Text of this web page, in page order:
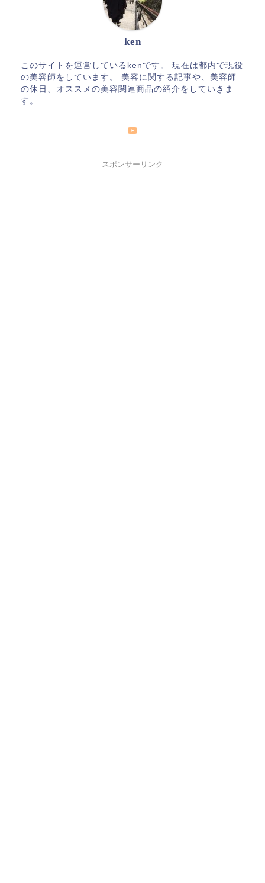
ken
このサイトを運営しているkenです。 現在は都内で現役
の美容師をしています。 美容に関する記事や、美容師
の休日、オススメの美容関連商品の紹介をしていきま
す。
スポンサーリンク